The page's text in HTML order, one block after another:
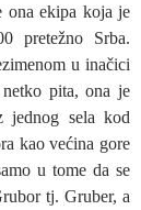
ona ekipa koja je
pretežno Srba.
u inačici
pita, ona je
jednog sela kod
kao većina gore
u tome da se
tj. Gruber, a